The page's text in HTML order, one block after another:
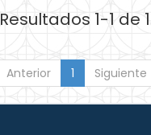
Resultados 1-1 de
Anterior 1 Siguiente